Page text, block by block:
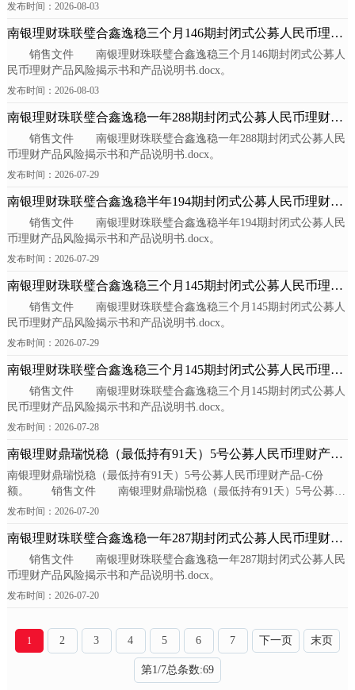
发布时间：2026-08-03
南银理财珠联璧合鑫逸稳三个月146期封闭式公募人民币理财
产品-A份...
销售文件 南银理财珠联璧合鑫逸稳三个月146期封闭式公募人
民币理财产品风险揭示书和产品说明书.docx。
发布时间：2026-08-03
南银理财珠联璧合鑫逸稳一年288期封闭式公募人民币理财产
品-A份额
销售文件 南银理财珠联璧合鑫逸稳一年288期封闭式公募人民
币理财产品风险揭示书和产品说明书.docx。
发布时间：2026-07-29
南银理财珠联璧合鑫逸稳半年194期封闭式公募人民币理财产
品-A份额
销售文件 南银理财珠联璧合鑫逸稳半年194期封闭式公募人民
币理财产品风险揭示书和产品说明书.docx。
发布时间：2026-07-29
南银理财珠联璧合鑫逸稳三个月145期封闭式公募人民币理财
产品-B份...
销售文件 南银理财珠联璧合鑫逸稳三个月145期封闭式公募人
民币理财产品风险揭示书和产品说明书.docx。
发布时间：2026-07-29
南银理财珠联璧合鑫逸稳三个月145期封闭式公募人民币理财
产品-A份...
销售文件 南银理财珠联璧合鑫逸稳三个月145期封闭式公募人
民币理财产品风险揭示书和产品说明书.docx。
发布时间：2026-07-28
南银理财鼎瑞悦稳（最低持有91天）5号公募人民币理财产品-
C份额
南银理财鼎瑞悦稳（最低持有91天）5号公募人民币理财产品-C份
额。 销售文件 南银理财鼎瑞悦稳（最低持有91天）5号公募人
民币理财产品风险揭示书和产品说明书...
发布时间：2026-07-20
南银理财珠联璧合鑫逸稳一年287期封闭式公募人民币理财产
品-A份额
销售文件 南银理财珠联璧合鑫逸稳一年287期封闭式公募人民
币理财产品风险揭示书和产品说明书.docx。
发布时间：2026-07-20
1 2 3 4 5 6 7 下一页 末页
第1/7总条数:69